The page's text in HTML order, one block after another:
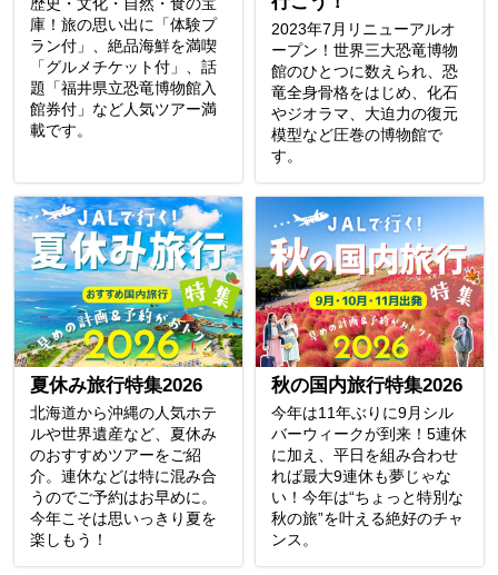
歴史・文化・自然・食の宝
庫！旅の思い出に「体験プ
ラン付」、絶品海鮮を満喫
「グルメチケット付」、話
題「福井県立恐竜博物館入
館券付」など人気ツアー満
載です。
2023年7月リニューアルオ
ープン！世界三大恐竜博物
館のひとつに数えられ、恐
竜全身骨格をはじめ、化石
やジオラマ、大迫力の復元
模型など圧巻の博物館で
す。
夏休み旅行特集2026
北海道から沖縄の人気ホテ
ルや世界遺産など、夏休み
のおすすめツアーをご紹
介。連休などは特に混み合
うのでご予約はお早めに。
今年こそは思いっきり夏を
楽しもう！
秋の国内旅行特集2026
今年は11年ぶりに9月シル
バーウィークが到来！5連休
に加え、平日を組み合わせ
れば最大9連休も夢じゃな
い！今年は“ちょっと特別な
秋の旅”を叶える絶好のチャ
ンス。